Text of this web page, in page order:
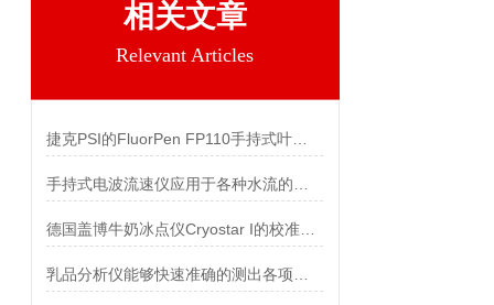
相关文章
Relevant Articles